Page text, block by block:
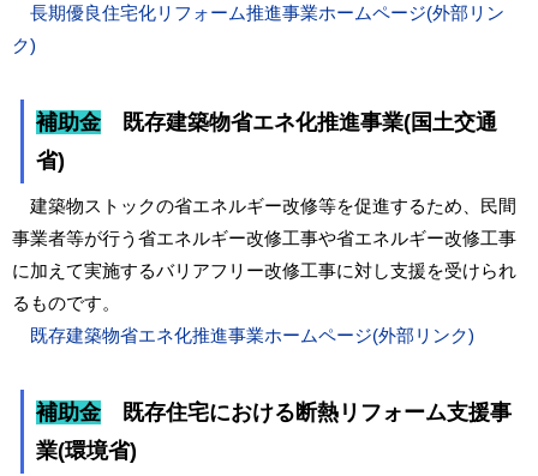
長期優良住宅化リフォーム推進事業ホームページ(外部リン
ク)
補助金既存建築物省エネ化推進事業(国土交通
省)
建築物ストックの省エネルギー改修等を促進するため、民間
事業者等が行う省エネルギー改修工事や省エネルギー改修工事
に加えて実施するバリアフリー改修工事に対し支援を受けられ
るものです。
既存建築物省エネ化推進事業ホームページ(外部リンク)
補助金既存住宅における断熱リフォーム支援事
業(環境省)